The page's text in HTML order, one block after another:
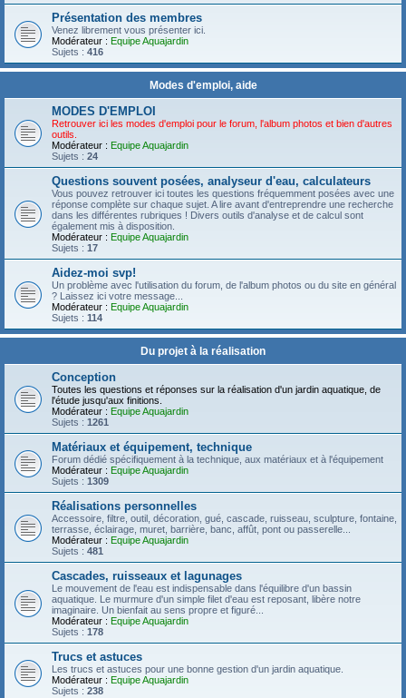
Présentation des membres
Venez librement vous présenter ici.
Modérateur : Equipe Aquajardin
Sujets : 416
Modes d'emploi, aide
MODES D'EMPLOI
Retrouver ici les modes d'emploi pour le forum, l'album photos et bien d'autres
outils.
Modérateur : Equipe Aquajardin
Sujets : 24
Questions souvent posées, analyseur d'eau, calculateurs
Vous pouvez retrouver ici toutes les questions fréquemment posées avec une
réponse complète sur chaque sujet. A lire avant d'entreprendre une recherche
dans les différentes rubriques ! Divers outils d'analyse et de calcul sont
également mis à disposition.
Modérateur : Equipe Aquajardin
Sujets : 17
Aidez-moi svp!
Un problème avec l'utilisation du forum, de l'album photos ou du site en général
? Laissez ici votre message...
Modérateur : Equipe Aquajardin
Sujets : 114
Du projet à la réalisation
Conception
Toutes les questions et réponses sur la réalisation d'un jardin aquatique, de
l'étude jusqu'aux finitions.
Modérateur : Equipe Aquajardin
Sujets : 1261
Matériaux et équipement, technique
Forum dédié spécifiquement à la technique, aux matériaux et à l'équipement
Modérateur : Equipe Aquajardin
Sujets : 1309
Réalisations personnelles
Accessoire, filtre, outil, décoration, gué, cascade, ruisseau, sculpture, fontaine,
terrasse, éclairage, muret, barrière, banc, affût, pont ou passerelle...
Modérateur : Equipe Aquajardin
Sujets : 481
Cascades, ruisseaux et lagunages
Le mouvement de l'eau est indispensable dans l'équilibre d'un bassin
aquatique. Le murmure d'un simple filet d'eau est reposant, libère notre
imaginaire. Un bienfait au sens propre et figuré...
Modérateur : Equipe Aquajardin
Sujets : 178
Trucs et astuces
Les trucs et astuces pour une bonne gestion d'un jardin aquatique.
Modérateur : Equipe Aquajardin
Sujets : 238